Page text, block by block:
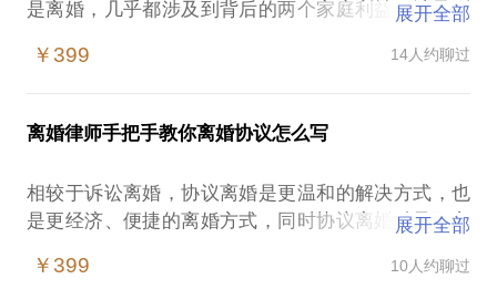
是离婚，几乎都涉及到背后的两个家庭利益，涉及到
离婚律师，见证了太多因为婚姻而纠缠不断的案例。
助，我会用我办理过500余起案件的成功经验与您分
享，包括司法实务中对于婚姻中婚姻关系解除、子女
的与您分享。通过我的分享会让您对遇到的问题有切
实可行的解决方案，带您走出婚姻方面遭遇的困境。
展开全部
￥399 14人约聊过
离婚律师手把手教你离婚协议怎么写
相较于诉讼离婚，协议离婚是更温和的解决方式，也
是更经济、便捷的离婚方式，同时协议离婚赋予双方
平衡都不失为双方结束婚姻关系的最好解决方式。
展开全部
￥399 10人约聊过